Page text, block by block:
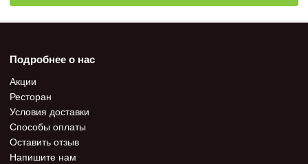
Подробнее о нас
Акции
Ресторан
Условия доставки
Способы оплаты
Оставить отзыв
Напишите нам